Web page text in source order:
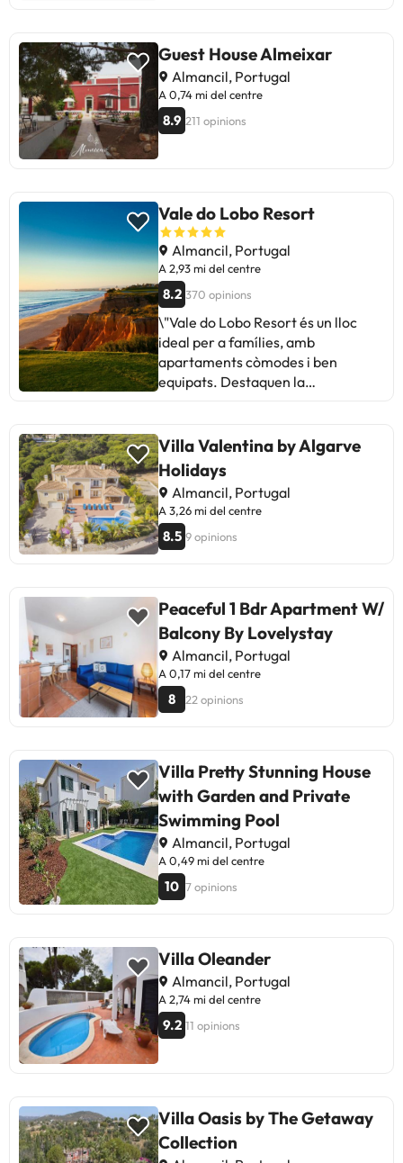
per descansar i explorar els
voltants. Les habitacions són netes
i àmplies, amb boniques vistes.
Algunes crítiques apunten a
problemes de manteniment i
per viatgers que busquen
comoditat i bon tracte."
Guest House Almeixar
Almancil, Portugal
A 0,74 mi del centre
8.9 211 opinions
Vale do Lobo Resort
Almancil, Portugal
A 2,93 mi del centre
8.2 370 opinions
\"Vale do Lobo Resort és un lloc
ideal per a famílies, amb
apartaments còmodes i ben
equipats. Destaquen la
restaurants. Alguns hostes
mencionen sorolls de construcció i
allunyança de la platja com a àrees
de millora. En general, ofereix una
experiència relaxant i agradable
per desconnectar. Perfecte per a
Villa Valentina by Algarve
Holidays
Almancil, Portugal
A 3,26 mi del centre
8.5 9 opinions
Peaceful 1 Bdr Apartment W/
Balcony By Lovelystay
Almancil, Portugal
A 0,17 mi del centre
8 22 opinions
Villa Pretty Stunning House
with Garden and Private
Swimming Pool
Almancil, Portugal
A 0,49 mi del centre
10 7 opinions
Villa Oleander
Almancil, Portugal
A 2,74 mi del centre
9.2 11 opinions
Villa Oasis by The Getaway
Collection